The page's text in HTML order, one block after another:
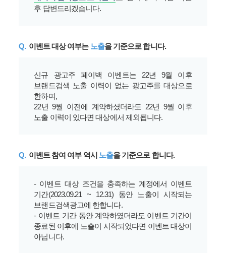
후 답변드리겠습니다.
Q. 이벤트 대상 여부는 노출을 기준으로 합니다.
신규 광고주 페이백 이벤트는 22년 9월 이후
브랜드검색 노출 이력이 없는 광고주를 대상으로
한하며,
22년 9월 이전에 계약하셨더라도 22년 9월 이후
노출 이력이 있다면 대상에서 제외됩니다.
Q. 이벤트 참여 여부 역시 노출을 기준으로 합니다.
- 이벤트 대상 조건을 충족하는 계정에서 이벤트
기간(2023.09.21 ~ 12.31) 동안 노출이 시작되는
브랜드검색광고에 한합니다.
- 이벤트 기간 동안 계약하였더라도 이벤트 기간이
종료된 이후에 노출이 시작되었다면 이벤트 대상이
아닙니다.